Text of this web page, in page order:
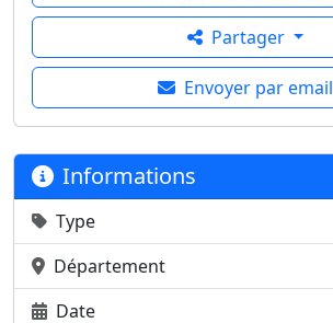
Partager
Envoyer par email
Informations
Type
Département
Date